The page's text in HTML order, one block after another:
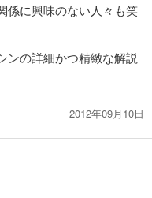
係に興味のない人々も笑
ンの詳細かつ精緻な解説
2012年09月10日